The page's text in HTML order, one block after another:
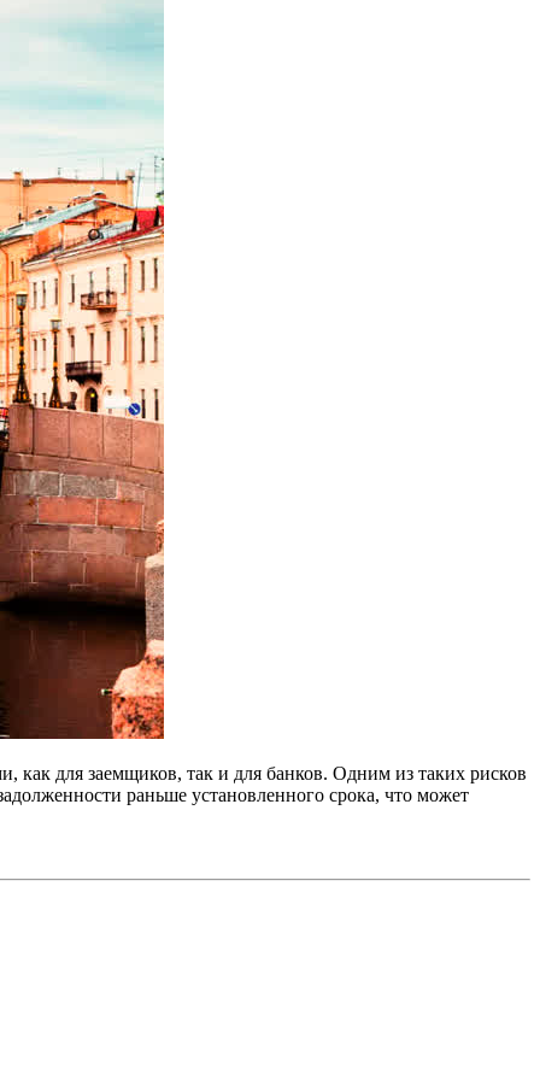
как для заемщиков, так и для банков. Одним из таких рисков
раньше установленного срока, что может